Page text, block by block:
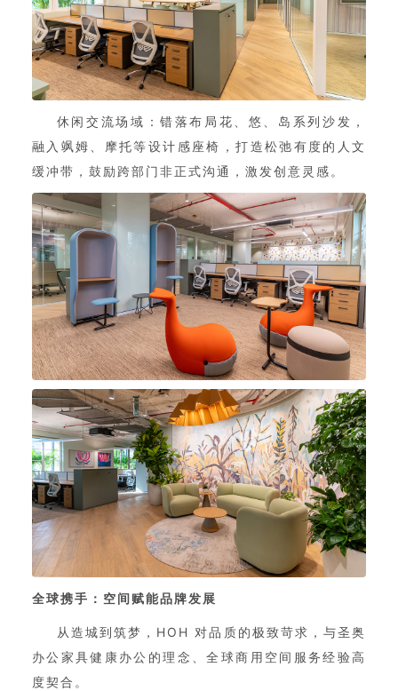
休闲交流场域：错落布局花、悠、岛系列沙发，
融入飒姆、摩托等设计感座椅，打造松弛有度的人文
缓冲带，鼓励跨部门非正式沟通，激发创意灵感。
全球携手：空间赋能品牌发展
从造城到筑梦，HOH 对品质的极致苛求，与圣奥
办公家具健康办公的理念、全球商用空间服务经验高
度契合。